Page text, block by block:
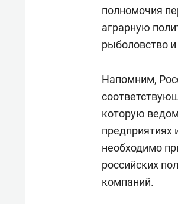
полномочия
аграрную
рыболовство
Напомним,
которую
предприятиях
необходимо
российских
компаний.